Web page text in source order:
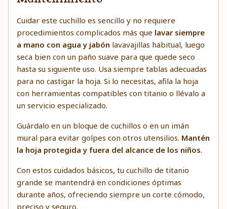
Cuidar este cuchillo es sencillo y no requiere
procedimientos complicados más que lavar siempre
a mano con agua y jabón lavavajillas habitual, luego
seca bien con un paño suave para que quede seco
hasta su siguiente uso. Usa siempre tablas adecuadas
para no castigar la hoja. Si lo necesitas, afila la hoja
con herramientas compatibles con titanio o llévalo a
un servicio especializado.
Guárdalo en un bloque de cuchillos o en un imán
mural para evitar golpes con otros utensilios. Mantén
la hoja protegida y fuera del alcance de los niños.
Con estos cuidados básicos, tu cuchillo de titanio
grande se mantendrá en condiciones óptimas
durante años, ofreciendo siempre un corte cómodo,
preciso y seguro.